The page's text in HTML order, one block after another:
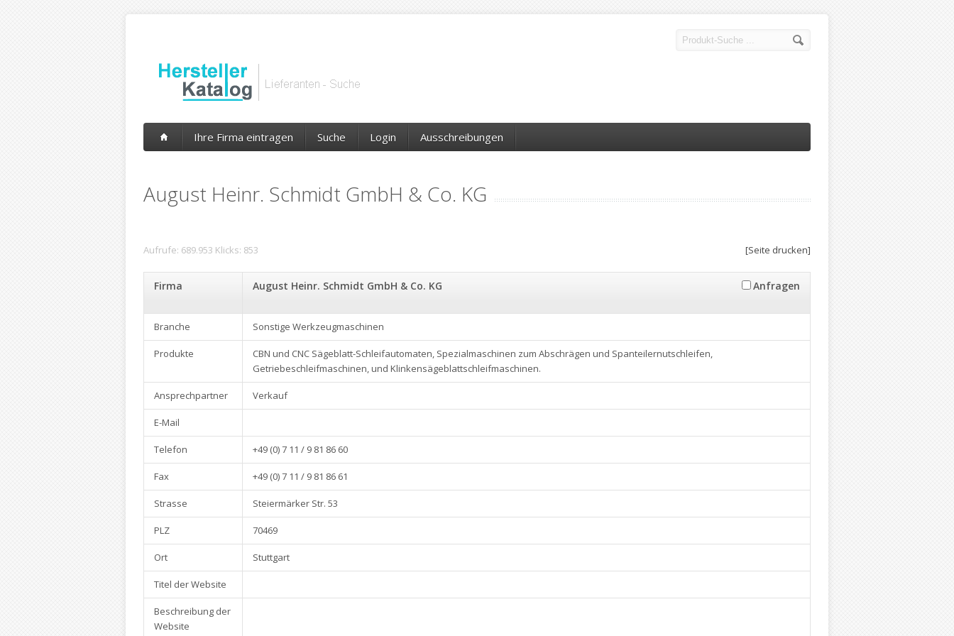
Ihre Firma eintragen Suche Login Ausschreibungen
August Heinr. Schmidt GmbH & Co. KG
Aufrufe: 689.953 Klicks: 853 [Seite drucken]
Firma August Heinr. Schmidt GmbH & Co. KG Anfragen
Branche Sonstige Werkzeugmaschinen
Produkte
CBN und CNC Sägeblatt-Schleifautomaten, Spezialmaschinen zum Abschrägen und Spanteilernutschleifen,
Getriebeschleifmaschinen, und Klinkensägeblattschleifmaschinen.
Ansprechpartner Verkauf
E-Mail
Telefon +49 (0) 7 11 / 9 81 86 60
Fax +49 (0) 7 11 / 9 81 86 61
Strasse Steiermärker Str. 53
PLZ 70469
Ort Stuttgart
Titel der Website
Beschreibung der
Website